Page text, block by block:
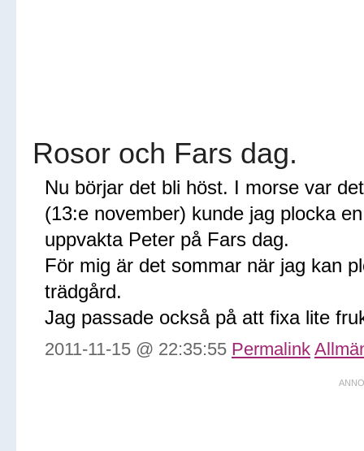
Rosor och Fars dag.
Nu börjar det bli höst. I morse var
(13:e november) kunde jag plocka
uppvakta Peter på Fars dag.
För mig är det sommar när jag kan
trädgård.
Jag passade också på att fixa lite
2011-11-15 @ 22:35:55 Permalink